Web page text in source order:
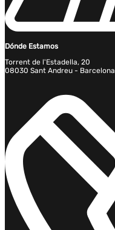
Dónde Estamos
Torrent de l'Estadella, 20
08030 Sant Andreu - Barcelona